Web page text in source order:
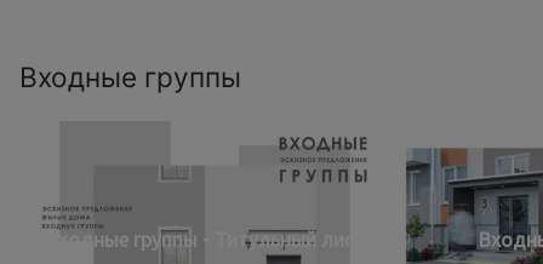
Входные группы
Входные группы - Титульный лист